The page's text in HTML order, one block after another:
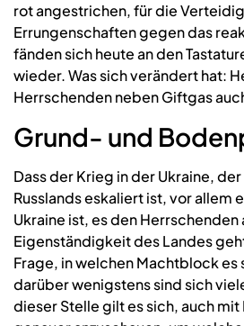
rot angestrichen, für die
Errungenschaften gegen das
fänden sich heute an den
wieder. Was sich verändert hat:
Herrschenden neben Giftgas
Grund- und
Dass der Krieg in der Ukraine,
Russlands eskaliert ist, vor allem
Ukraine ist, es den Herrschenden
Eigenständigkeit des Landes
Frage, in welchen Machtblock
darüber wenigstens sind sich
dieser Stelle gilt es sich, auch